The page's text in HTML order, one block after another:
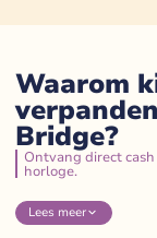
Waarom
Bridge?
Ontvang direct
horloge.
Lees meer